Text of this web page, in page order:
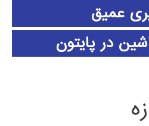
عمیق
در پایتون